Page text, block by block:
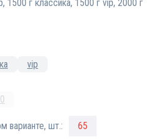
1500 г классика, 1500 г vip, 2000 г
vip
варианте, шт.:
65